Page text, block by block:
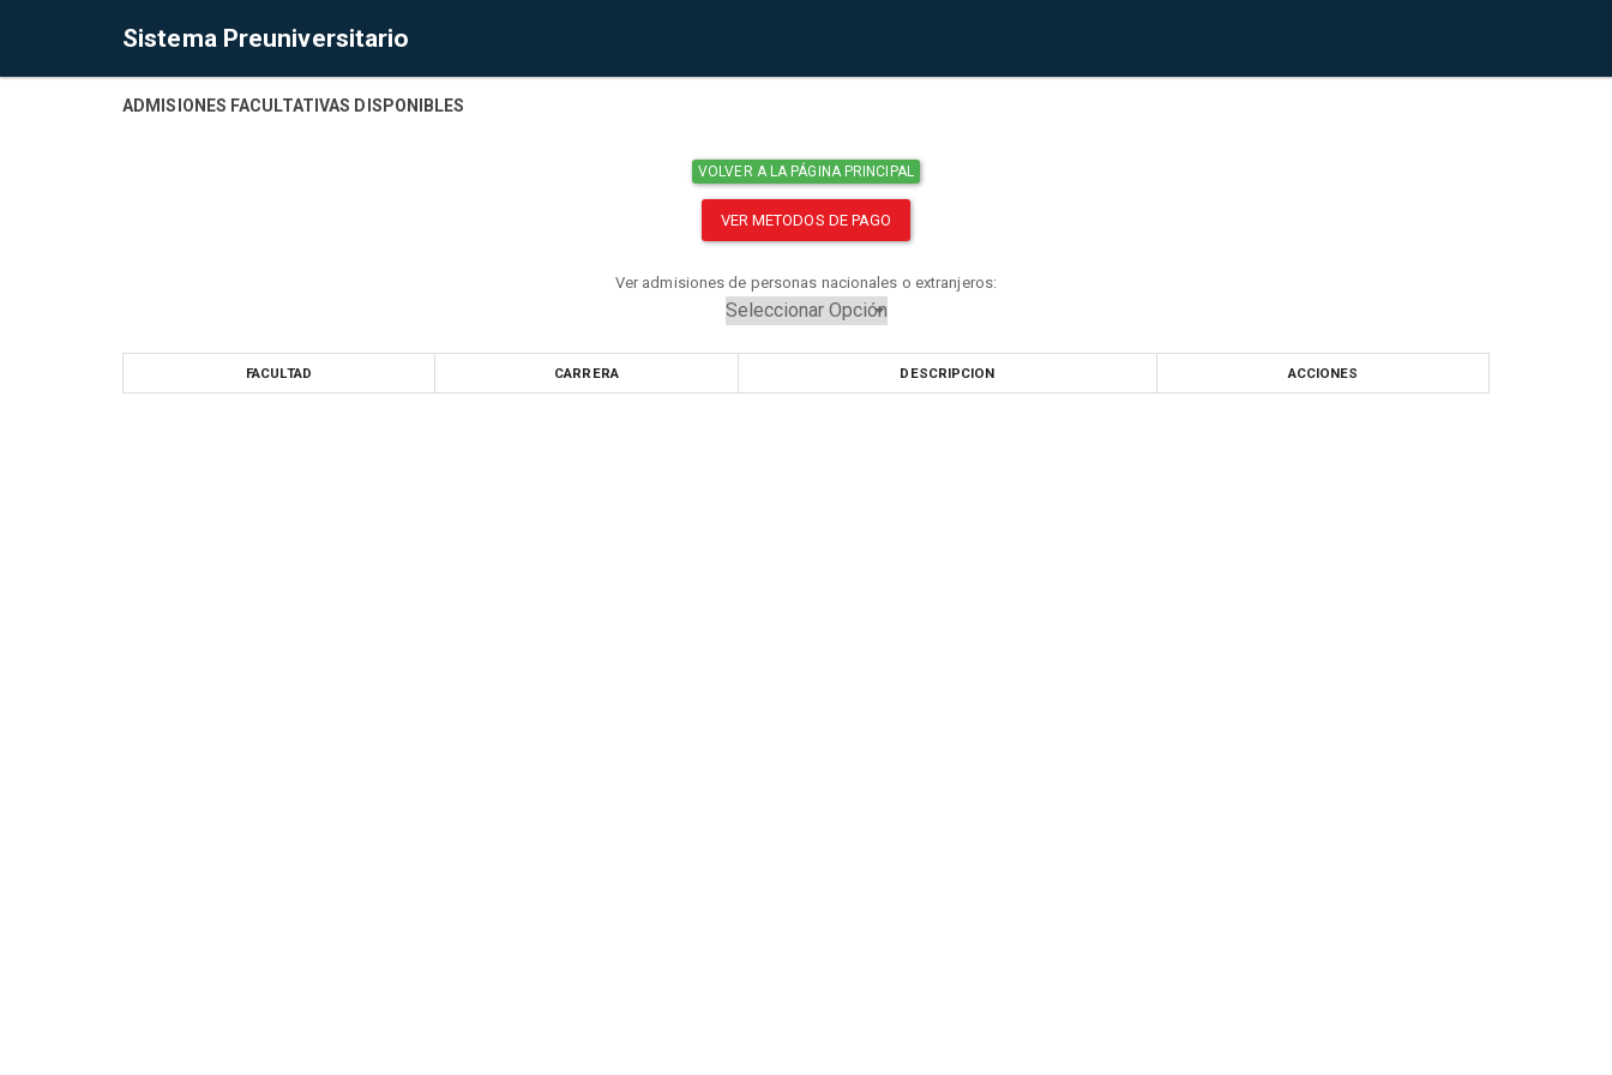
Sistema Preuniversitario
ADMISIONES FACULTATIVAS DISPONIBLES
VOLVER A LA PÁGINA PRINCIPAL
VER METODOS DE PAGO
Ver admisiones de personas nacionales o extranjeros:
FACULTAD CARRERA DESCRIPCION ACCIONES